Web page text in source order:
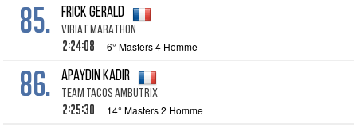
85. FRICK Gerald
VIRIAT MARATHON
2:24:08 6° Masters 4 Homme
86. APAYDIN Kadir
TEAM TACOS AMBUTRIX
2:25:30 14° Masters 2 Homme